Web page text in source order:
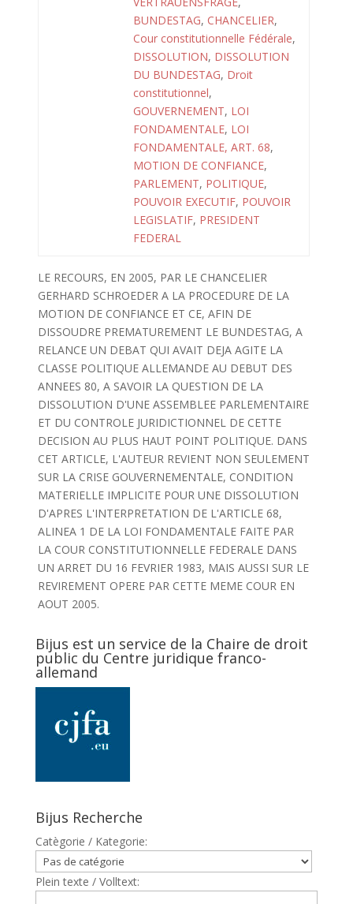
BUNDESTAG, CHANCELIER,
Cour constitutionnelle Fédérale,
DISSOLUTION, DISSOLUTION
DU BUNDESTAG, Droit
constitutionnel,
GOUVERNEMENT, LOI
FONDAMENTALE, LOI
FONDAMENTALE, ART. 68,
MOTION DE CONFIANCE,
PARLEMENT, POLITIQUE,
POUVOIR EXECUTIF, POUVOIR
LEGISLATIF, PRESIDENT
FEDERAL
LE RECOURS, EN 2005, PAR LE CHANCELIER
GERHARD SCHROEDER A LA PROCEDURE DE LA
MOTION DE CONFIANCE ET CE, AFIN DE
DISSOUDRE PREMATUREMENT LE BUNDESTAG, A
RELANCE UN DEBAT QUI AVAIT DEJA AGITE LA
CLASSE POLITIQUE ALLEMANDE AU DEBUT DES
ANNEES 80, A SAVOIR LA QUESTION DE LA
DISSOLUTION D'UNE ASSEMBLEE PARLEMENTAIRE
ET DU CONTROLE JURIDICTIONNEL DE CETTE
DECISION AU PLUS HAUT POINT POLITIQUE. DANS
CET ARTICLE, L'AUTEUR REVIENT NON SEULEMENT
SUR LA CRISE GOUVERNEMENTALE, CONDITION
MATERIELLE IMPLICITE POUR UNE DISSOLUTION
D'APRES L'INTERPRETATION DE L'ARTICLE 68,
ALINEA 1 DE LA LOI FONDAMENTALE FAITE PAR
LA COUR CONSTITUTIONNELLE FEDERALE DANS
UN ARRET DU 16 FEVRIER 1983, MAIS AUSSI SUR LE
REVIREMENT OPERE PAR CETTE MEME COUR EN
AOUT 2005.
Bijus est un service de la Chaire de droit
public du Centre juridique franco-
allemand
Bijus Recherche
Catègorie / Kategorie:
Plein texte / Volltext: